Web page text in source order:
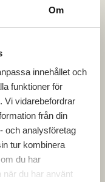
Om
innehållet och
funktioner för
Vi vidarebefordrar
från din
och analysföretag
tur kombinera
du har
när du har använt